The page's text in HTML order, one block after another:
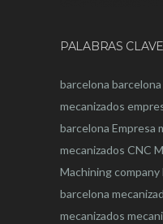
PALABRAS CLAVE
barcelona barcelona
mecanizados
barcelona Empresa
mecanizados CNC
Machining company
barcelona
mecanizados